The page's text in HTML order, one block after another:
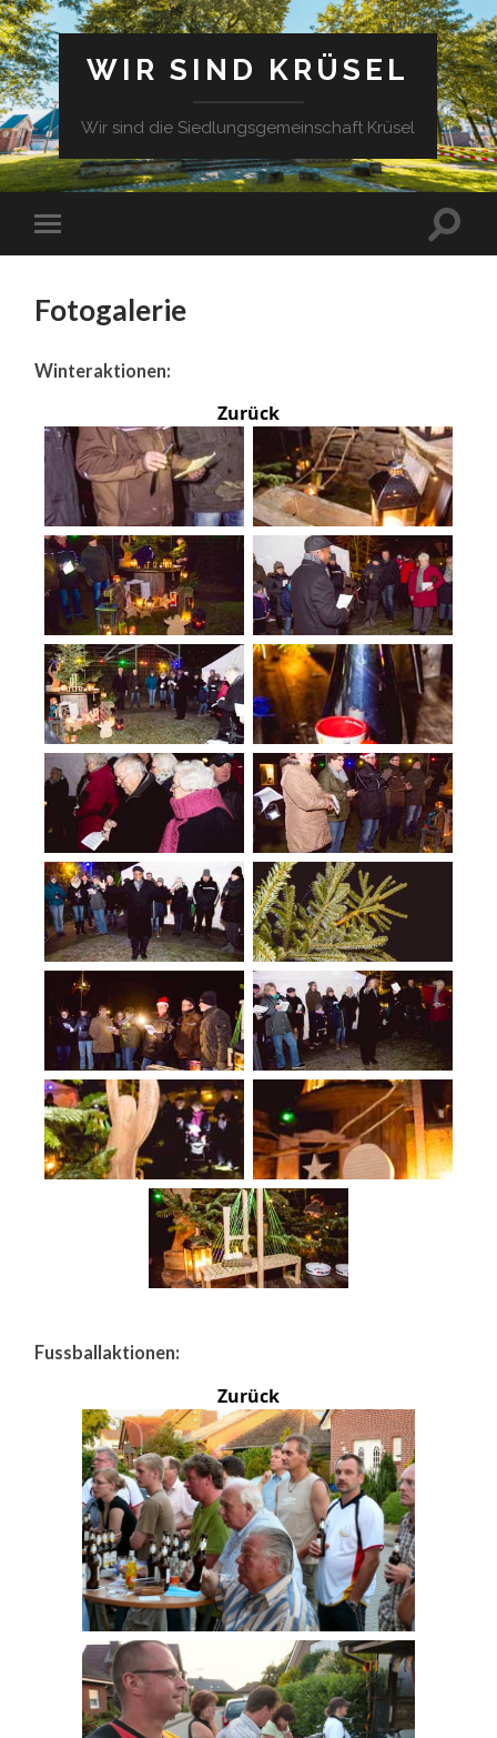
WIR SIND KRÜSEL
Wir sind die Siedlungsgemeinschaft Krüsel
Fotogalerie
Winteraktionen:
Zurück
Fussballaktionen:
Zurück